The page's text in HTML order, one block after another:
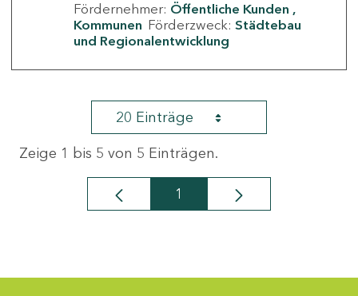
Fördernehmer: Öffentliche Kunden
Kommunen Förderzweck: Städtebau
und Regionalentwicklung
20 Einträge
Zeige 1 bis 5 von 5 Einträgen.
Seite
1